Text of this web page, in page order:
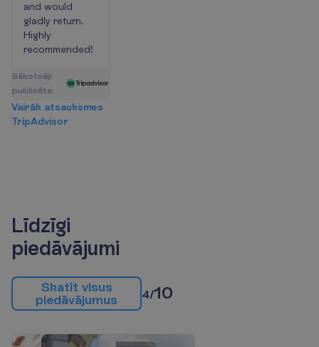
and would
gladly return.
Highly
recommended!
Sākotnēji
publicēts:
Vairāk atsauksmes
TripAdvisor
Līdzīgi
piedāvājumi
Skatīt visus
piedāvājumus 4/10